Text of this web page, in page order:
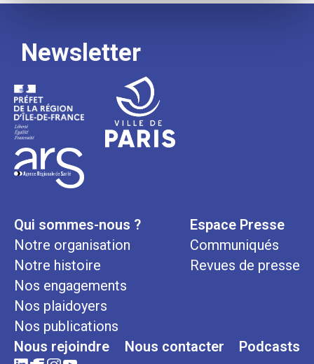
Newsletter
Qui sommes-nous ?
Notre organisation
Notre histoire
Nos engagements
Nos plaidoyers
Nos publications
Espace Presse
Communiqués
Revues de presse
Nous rejoindre Nous contacter Podcasts